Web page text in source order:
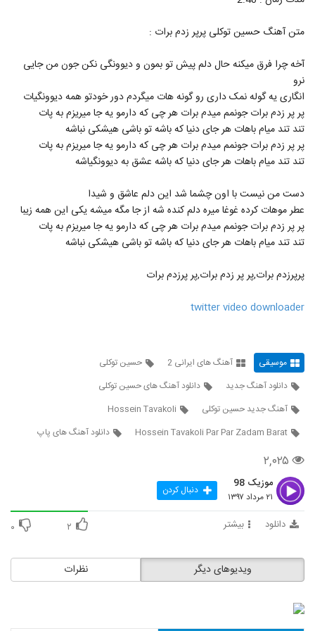
40
41
alireza ghorbani Eshgh Asan
۶۶۶ بازدید
42
آصف آریا آهنگ چه عجب (رمیکس)
۱,۴۳۸ بازدید
دانلود آهنگ جدید و زیبای امیر عباس گلاب با
نام کودکانه
44
موزیک زیبای مستم کن از بابک ارجمند
۱,۱۶۵ بازدید
سجاد حاتمی آهنگ عزیزترینی
۹۳۷ بازدید
آهنگ مهدی غریب بنام حالا حالا
۹۴۰ بازدید
دانلود آهنگ وصال امیری تقدیر
49
دانلود آهنگ سیامک عباسی من دیوانه نیستم
۸۲۸ بازدید
Band Jigoola)
متن آهنگ حسین توکلی پرپر زدم برات :
آخه چرا فرق میکنه حال دلم پیش تو بمون و دیوونگی نکن جون من جایی
نرو
انگاری یه گوله نمک داری رو گونه هات میگردم دور خودتو همه دیوونگیات
پر پر زدم برات جونمم میدم برات هر چی که دارمو یه جا میریزم به پات
تند تند میام باهات هر جای دنیا که باشه تو باشی هیشکی نباشه
پر پر زدم برات جونمم میدم برات هر چی که دارمو یه جا میریزم به پات
تند تند میام باهات هر جای دنیا که باشه عشق به دیوونگیاشه
دست من نیست با اون چشما شد این دلم عاشق و شیدا
عطر موهات کرده غوغا میره دلم کنده شه از جا مگه میشه یکی این همه زیبا
پر پر زدم برات جونمم میدم برات هر چی که دارمو یه جا میریزم به پات
تند تند میام باهات هر جای دنیا که باشه تو باشی هیشکی نباشه
پرپرزدم برات,پر پر زدم برات,پر پرزدم برات
twitter video downloader
موسیقی آهنگ های ایرانی 2
حسین توکلی
دانلود آهنگ جدید
دانلود آهنگ های حسین توکلی
آهنگ جدید حسین توکلی
Hossein Tavakoli
Hossein Tavakoli Par Par Zadam Barat
دانلود آهنگ های پاپ
۲,۰۲۵
موزیک 98
۲۱ مرداد ۱۳۹۷ دنبال کردن
دانلود بیشتر ۲ ۰
نظرات ویدیوهای دیگر